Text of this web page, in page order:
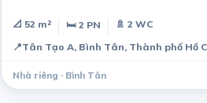
📐 52 m² 🛏 2 PN
🚿 2 WC
📍Tân Tạo A, Bình Tân, Thành phố Hồ
Nhà riêng · Bình Tân